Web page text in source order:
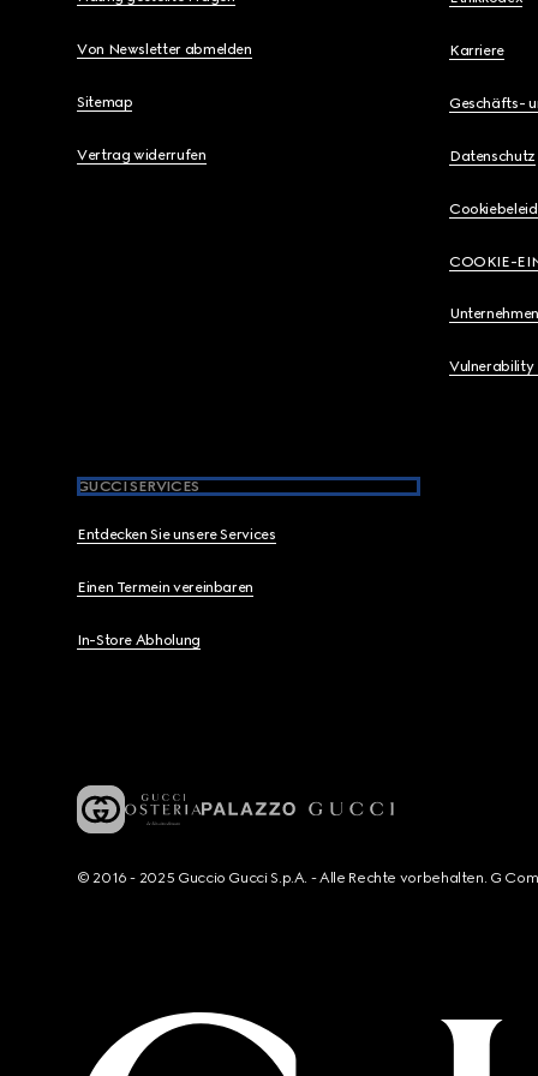
Von Newsletter abmelden
Sitemap
Vertrag widerrufen
Karriere
Geschäfts-
Datenschutz
Cookiebeleid
COOKIE-
Vulnerability
GUCCI SERVICES
Entdecken Sie unsere Services
Einen Termein vereinbaren
In-Store Abholung
© 2016 - 2025 Guccio Gucci S.p.A. - Alle Rechte vorbehalten. G